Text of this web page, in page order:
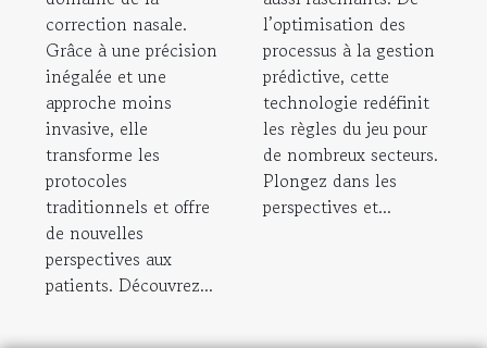
correction nasale.
Grâce à une précision
inégalée et une
approche moins
invasive, elle
transforme les
protocoles
traditionnels et offre
de nouvelles
perspectives aux
patients. Découvrez...
l’optimisation des
processus à la gestion
prédictive, cette
technologie redéfinit
les règles du jeu pour
de nombreux secteurs.
Plongez dans les
perspectives et...